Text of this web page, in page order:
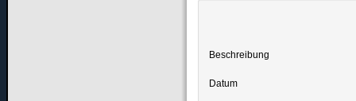
Beschreibung
Datum